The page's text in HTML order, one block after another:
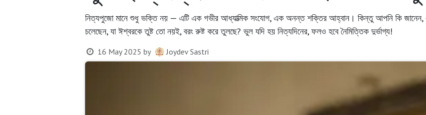
নিত্যপুজো মানে শুধু ভক্তি নয় — এটি এক গভীর আধ্যাত্মিক সংযোগ, এক অনন্ত শক্তির আহ্বান। কিন্তু আপনি কি জানেন,
চলেছেন, যা ঈশ্বরকে তুষ্ট তো নয়ই, বরং রুষ্ট করে তুলছে? ভুল যদি হয় নিত্যদিনের, ফলও হবে নৈমিত্তিক দুর্ভাগ্য!
16 May 2025 by Joydev Sastri